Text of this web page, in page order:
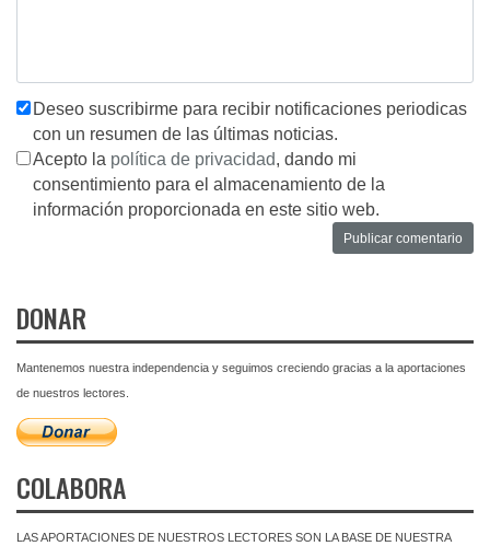
Deseo suscribirme para recibir notificaciones periodicas
con un resumen de las últimas noticias.
Acepto la política de privacidad, dando mi
consentimiento para el almacenamiento de la
información proporcionada en este sitio web.
DONAR
Mantenemos nuestra independencia y seguimos creciendo gracias a la aportaciones
de nuestros lectores.
COLABORA
LAS APORTACIONES DE NUESTROS LECTORES SON LA BASE DE NUESTRA